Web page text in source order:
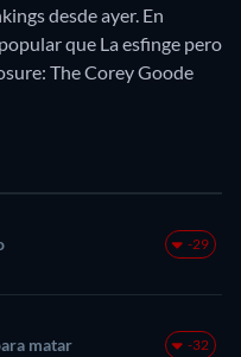
desde ayer. En
que La esfinge pero
The Corey Goode
-29
matar -32